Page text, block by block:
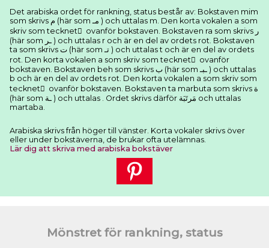
Det arabiska ordet för rankning, status består av: Bokstaven mim
som skrivs ﻡ (här som ﻣـ ) och uttalas m. Den korta vokalen a som
skriv som tecknet َ ovanför bokstaven. Bokstaven ra som skrivs ﺭ
(här som ـﺮ ) och uttalas r och är en del av ordets rot. Bokstaven
ta som skrivs ﺕ (här som ﺗـ ) och uttalas t och är en del av ordets
rot. Den korta vokalen a som skriv som tecknet َ ovanför
bokstaven. Bokstaven beh som skrivs ﺏ (här som ـﺒـ ) och uttalas
b och är en del av ordets rot. Den korta vokalen a som skriv som
tecknet َ ovanför bokstaven. Bokstaven ta marbuta som skrivs ﺓ
(här som ـﺔ ) och uttalas . Ordet skrivs därför ﻣَﺮﺗَﺒَﺔ och uttalas
martaba.
Arabiska skrivs från höger till vänster. Korta vokaler skrivs över
eller under bokstäverna, de brukar ofta utelämnas.
Lär dig att skriva med arabiska bokstäver
Mönstret för rankning, status